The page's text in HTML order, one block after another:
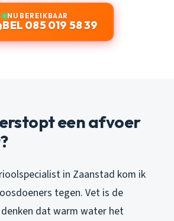
NU BEREIKBAAR
BEL 085 019 58 39
een afvoer
in Zaanstad kom ik
tegen. Vet is de
dat warm water het